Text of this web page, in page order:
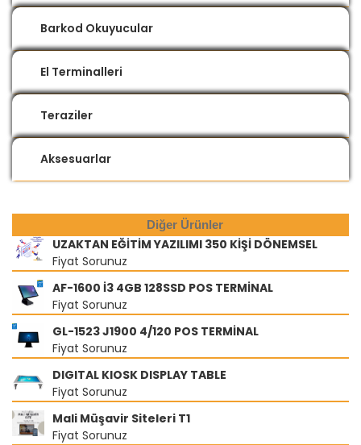
Barkod Okuyucular
El Terminalleri
Teraziler
Aksesuarlar
Diğer Ürünler
UZAKTAN EĞİTİM YAZILIMI 350 KİŞİ DÖNEMSEL
Fiyat Sorunuz
AF-1600 İ3 4GB 128SSD POS TERMİNAL
Fiyat Sorunuz
GL-1523 J1900 4/120 POS TERMİNAL
Fiyat Sorunuz
DIGITAL KIOSK DISPLAY TABLE
Fiyat Sorunuz
Mali Müşavir Siteleri T1
Fiyat Sorunuz